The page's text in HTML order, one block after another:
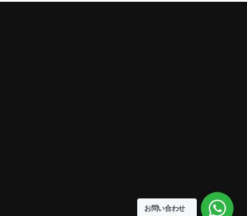
お問い合わせ